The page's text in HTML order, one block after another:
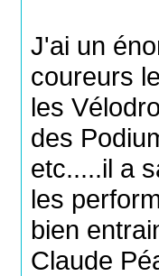
J'ai un
coureurs
les
des
etc.....il a
les
bien
Claude